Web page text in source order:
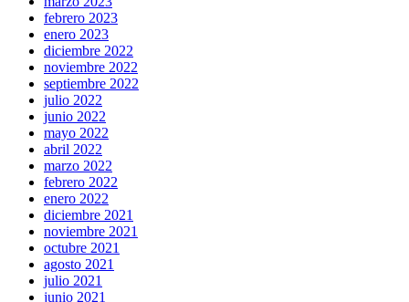
febrero 2023
enero 2023
diciembre 2022
noviembre 2022
septiembre 2022
julio 2022
junio 2022
mayo 2022
abril 2022
marzo 2022
febrero 2022
enero 2022
diciembre 2021
noviembre 2021
octubre 2021
agosto 2021
julio 2021
junio 2021